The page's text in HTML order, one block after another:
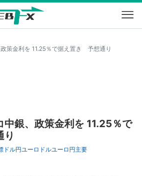
政策金利を 11.25％で据え置き 予想通り
中銀、政策金利を 11.25％で
ドル円ユーロドルユーロ円主要